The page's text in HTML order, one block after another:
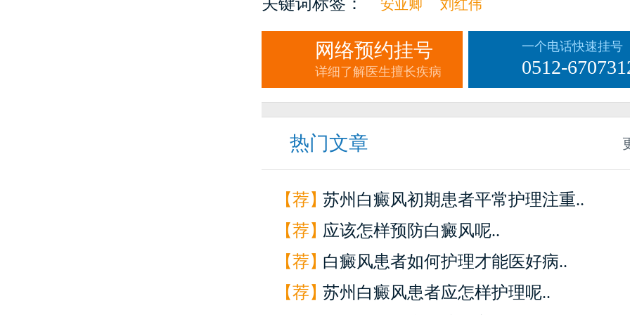
安亚卿 刘红伟
网络预约挂号
详细了解医生擅长疾病
一个电话快速挂号
0512-
热门文章
【荐】苏州白癜风初期患者平常护理注重..
【荐】应该怎样预防白癜风呢..
【荐】白癜风患者如何护理才能医好病..
【荐】苏州白癜风患者应怎样护理呢..